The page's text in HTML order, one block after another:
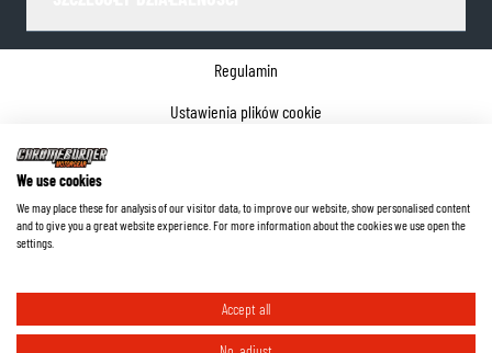
Regulamin
Ustawienia plików cookie
©2026ChromeBurner - Wszelkie prawa zastrzeżone.
We use cookies
We may place these for analysis of our visitor data, to improve our website, show personalised content
and to give you a great website experience. For more information about the cookies we use open the
settings.
Accept all